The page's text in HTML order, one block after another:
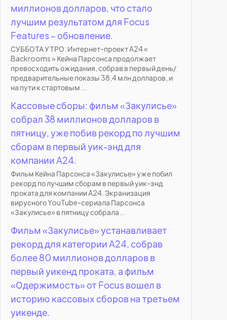
миллионов долларов, что стало
лучшим результатом для Focus
Features – обновление.
СУББОТА УТРО: Интернет-проект A24 «
Backrooms » Кейна Парсонса продолжает
превосходить ожидания, собрав в первый день/
предварительные показы 38,4 млн долларов, и
на пути к стартовым...
Кассовые сборы: фильм «Закулисье»
собрал 38 миллионов долларов в
пятницу, уже побив рекорд по лучшим
сборам в первый уик-энд для
компании A24.
Фильм Кейна Парсонса «Закулисье» уже побил
рекорд по лучшим сборам в первый уик-энд
проката для компании A24. Экранизация
вирусного YouTube-сериала Парсонса
«Закулисье» в пятницу собрала...
Фильм «Закулисье» устанавливает
рекорд для категории A24, собрав
более 80 миллионов долларов в
первый уикенд проката, а фильм
«Одержимость» от Focus вошел в
историю кассовых сборов на третьем
уикенде.